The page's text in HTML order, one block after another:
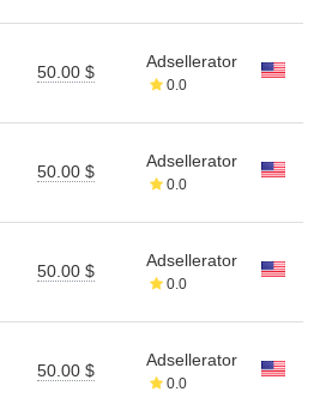
50.00 $
Adsellerator
0.0
50.00 $
Adsellerator
0.0
50.00 $
Adsellerator
0.0
50.00 $
Adsellerator
0.0